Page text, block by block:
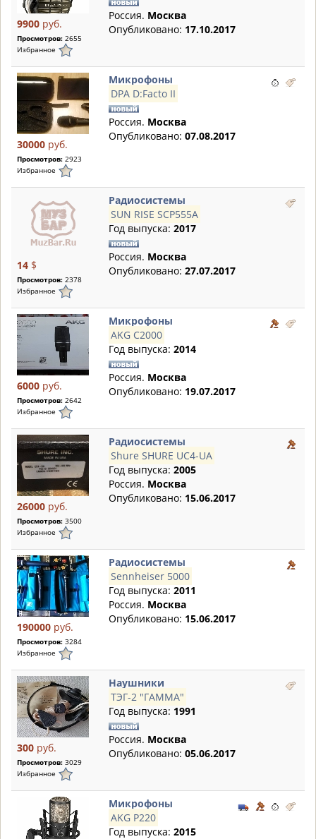
9900 руб.
Просмотров: 2655
Избранное
Россия. Москва
Опубликовано: 17.10.2017
30000 руб.
Просмотров: 2923
Избранное
Микрофоны
DPA D:Facto II
Россия. Москва
Опубликовано: 07.08.2017
14 $
Просмотров: 2378
Избранное
Радиосистемы
SUN RISE SCP555A
Год выпуска: 2017
Россия. Москва
Опубликовано: 27.07.2017
6000 руб.
Просмотров: 2642
Избранное
Микрофоны
AKG C2000
Год выпуска: 2014
Россия. Москва
Опубликовано: 19.07.2017
26000 руб.
Просмотров: 3500
Избранное
Радиосистемы
Shure SHURE UC4-UA
Год выпуска: 2005
Россия. Москва
Опубликовано: 15.06.2017
190000 руб.
Просмотров: 3284
Избранное
Радиосистемы
Sennheiser 5000
Год выпуска: 2011
Россия. Москва
Опубликовано: 15.06.2017
300 руб.
Просмотров: 3029
Избранное
Наушники
ТЭГ-2 "ГАММА"
Год выпуска: 1991
Россия. Москва
Опубликовано: 05.06.2017
Микрофоны
AKG P220
Год выпуска: 2015